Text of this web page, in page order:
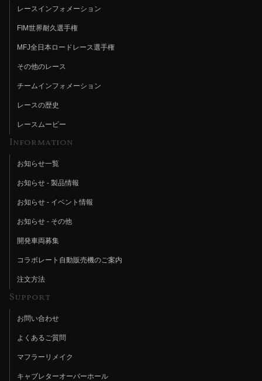
レースインフォメーション
FIM世界耐久選手権
MFJ全日本ロードレース選手権
その他のレース
チームインフォメーション
レースの歴史
レースムービー
Information
お知らせ一覧
お知らせ - 製品情報
お知らせ - イベント情報
お知らせ - その他
開発車両募集
コラボレート自動販売機のご案内
注文方法
Support
お問い合わせ
よくあるご質問
マフラーリメイク
キャブレターオーバーホール